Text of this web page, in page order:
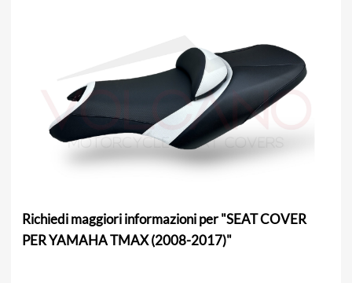
Richiedi maggiori informazioni per "SEAT COVER
PER YAMAHA TMAX (2008-2017)"